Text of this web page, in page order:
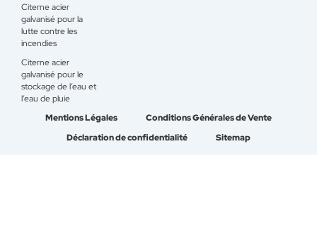
Citerne acier
galvanisé pour la
lutte contre les
incendies
Citerne acier
galvanisé pour le
stockage de l’eau et
l’eau de pluie
Mentions Légales
Conditions Générales de Vente
Déclaration de confidentialité
Sitemap